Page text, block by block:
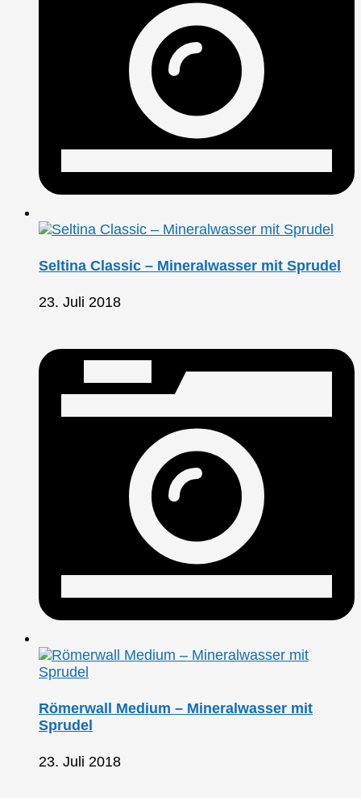
Seltina Classic – Mineralwasser mit Sprudel
23. Juli 2018
Römerwall Medium – Mineralwasser mit
Sprudel
23. Juli 2018